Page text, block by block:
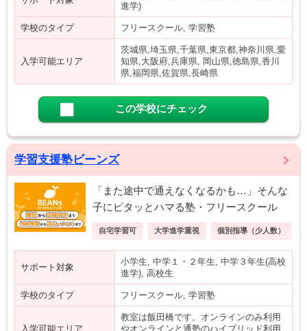
進学)
学校のタイプ フリースクール, 学習塾
入学可能エリア
茨城県,埼玉県,千葉県,東京都,神奈川県,愛
知県,大阪府,兵庫県, 岡山県,徳島県,香川
県,福岡県,佐賀県,長崎県
この学校にチェック
学習支援塾ビーンズ
「また途中で通えなくなるかも…」そんな
子にピタッとハマる塾・フリースクール
自宅学習可 大学進学重視 個別指導（少人数）
サポート対象
小学生, 中学１・２年生, 中学３年生(高校
進学), 高校生
学校のタイプ フリースクール, 学習塾
入学可能エリア
教室は飯田橋です。オンラインのみ利用
やオンラインと通塾のハイブリッド利用